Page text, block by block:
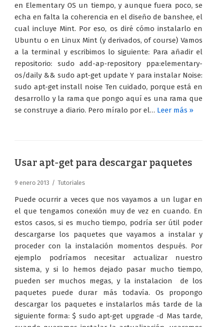
en Elementary OS un tiempo, y aunque fuera poco, se
echa en falta la coherencia en el diseño de banshee, el
cual incluye Mint. Por eso, os diré cómo instalarlo en
Ubuntu o en Linux Mint (y derivados, of course) Vamos
a la terminal y escribimos lo siguiente: Para añadir el
repositorio: sudo add-ap-repository ppa:elementary-
os/daily && sudo apt-get update Y para instalar Noise:
sudo apt-get install noise Ten cuidado, porque está en
desarrollo y la rama que pongo aquí es una rama que
se construye a diario. Pero míralo por el… Leer más »
Usar apt-get para descargar paquetes
9 enero 2013 Tutoriales
Puede ocurrir a veces que nos vayamos a un lugar en
el que tengamos conexión muy de vez en cuando. En
estos casos, si es mucho tiempo, podría ser útil poder
descargarse los paquetes que vayamos a instalar y
proceder con la instalación momentos después. Por
ejemplo podríamos necesitar actualizar nuestro
sistema, y si lo hemos dejado pasar mucho tiempo,
pueden ser muchos megas, y la instalacion de los
paquetes puede durar más todavía. Os propongo
descargar los paquetes e instalarlos más tarde de la
siguiente forma: $ sudo apt-get upgrade -d Mas tarde,